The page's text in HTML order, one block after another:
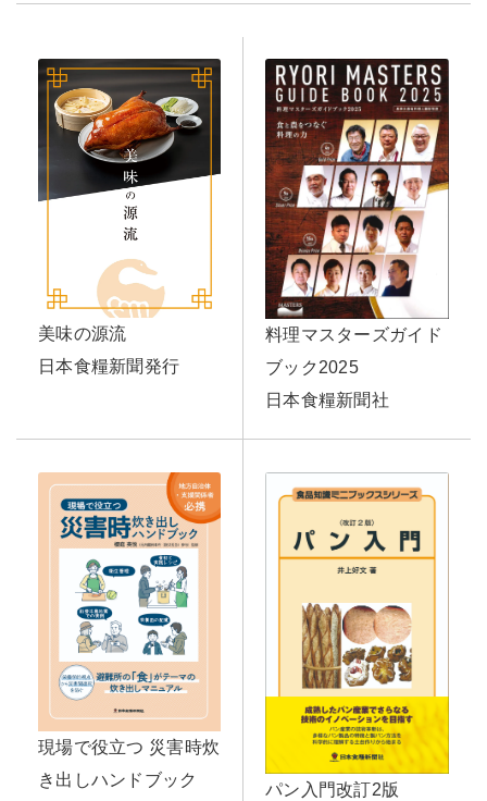
美味の源流
日本食糧新聞発行
料理マスターズガイド
ブック2025
日本食糧新聞社
現場で役立つ 災害時炊
き出しハンドブック
パン入門改訂2版